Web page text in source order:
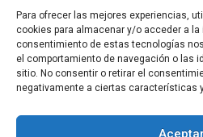
Para ofrecer las mejores experiencias,
cookies para almacenar y/o acceder a la
consentimiento de estas tecnologías
el comportamiento de navegación o las
sitio. No consentir o retirar el
negativamente a ciertas características
Aceptar
Ayuda
Contacto
Aviso Legal